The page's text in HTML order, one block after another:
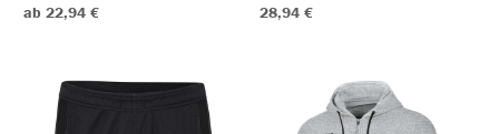
ab 22,94 €
28,94 €